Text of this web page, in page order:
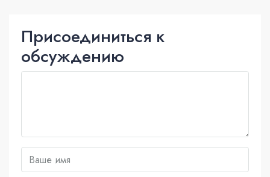
Присоединиться к
обсуждению